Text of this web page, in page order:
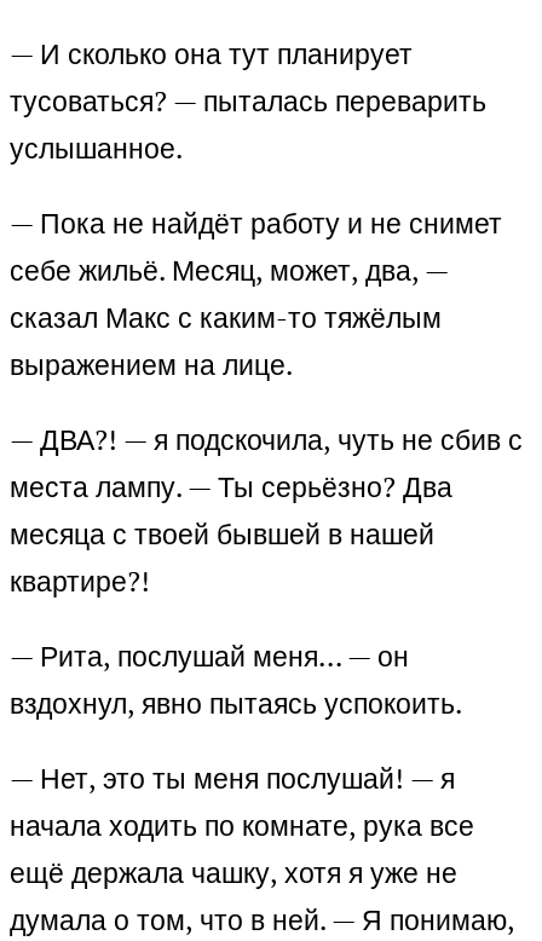
— И сколько она тут планирует
тусоваться? — пыталась переварить
услышанное.
— Пока не найдёт работу и не снимет
себе жильё. Месяц, может, два, —
сказал Макс с каким-то тяжёлым
выражением на лице.
— ДВА?! — я подскочила, чуть не сбив с
места лампу. — Ты серьёзно? Два
месяца с твоей бывшей в нашей
квартире?!
— Рита, послушай меня… — он
вздохнул, явно пытаясь успокоить.
— Нет, это ты меня послушай! — я
начала ходить по комнате, рука все
ещё держала чашку, хотя я уже не
думала о том, что в ней. — Я понимаю,